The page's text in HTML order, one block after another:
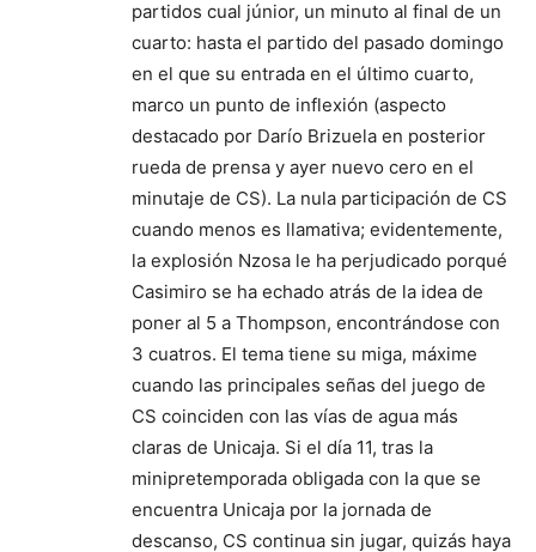
partidos cual júnior, un minuto al final de un
cuarto: hasta el partido del pasado domingo
en el que su entrada en el último cuarto,
marco un punto de inflexión (aspecto
destacado por Darío Brizuela en posterior
rueda de prensa y ayer nuevo cero en el
minutaje de CS). La nula participación de CS
cuando menos es llamativa; evidentemente,
la explosión Nzosa le ha perjudicado porqué
Casimiro se ha echado atrás de la idea de
poner al 5 a Thompson, encontrándose con
3 cuatros. El tema tiene su miga, máxime
cuando las principales señas del juego de
CS coinciden con las vías de agua más
claras de Unicaja. Si el día 11, tras la
minipretemporada obligada con la que se
encuentra Unicaja por la jornada de
descanso, CS continua sin jugar, quizás haya